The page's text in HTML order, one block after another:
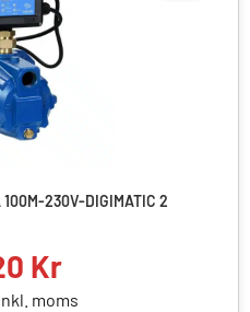
100M-230V-DIGIMATIC 2
Kr
moms